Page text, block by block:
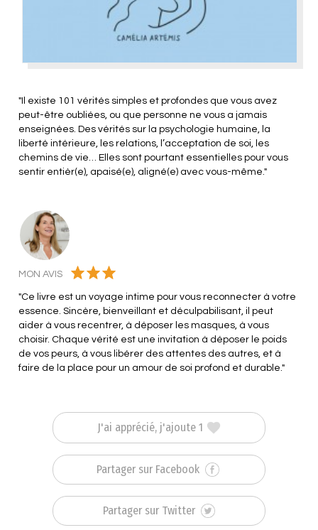
"Il existe 101 vérités simples et profondes que vous avez
peut-être oubliées, ou que personne ne vous a jamais
enseignées. Des vérités sur la psychologie humaine, la
liberté intérieure, les relations, l’acceptation de soi, les
chemins de vie… Elles sont pourtant essentielles pour vous
sentir entièr(e), apaisé(e), aligné(e) avec vous-même."
MON AVIS
"Ce livre est un voyage intime pour vous reconnecter à votre
essence. Sincère, bienveillant et déculpabilisant, il peut
aider à vous recentrer, à déposer les masques, à vous
choisir. Chaque vérité est une invitation à déposer le poids
de vos peurs, à vous libérer des attentes des autres, et à
faire de la place pour un amour de soi profond et durable."
J'ai apprécié, j'ajoute 1
Partager sur Facebook
Partager sur Twitter